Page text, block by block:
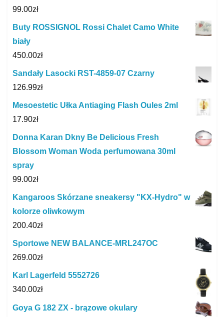
99.00zł
Buty ROSSIGNOL Rossi Chalet Camo White
biały
450.00zł
Sandały Lasocki RST-4859-07 Czarny
126.99zł
Mesoestetic Ułka Antiaging Flash Oules 2ml
17.90zł
Donna Karan Dkny Be Delicious Fresh
Blossom Woman Woda perfumowana 30ml
spray
99.00zł
Kangaroos Skórzane sneakersy "KX-Hydro" w
kolorze oliwkowym
200.40zł
Sportowe NEW BALANCE-MRL247OC
269.00zł
Karl Lagerfeld 5552726
340.00zł
Goya G 182 ZX - brązowe okulary